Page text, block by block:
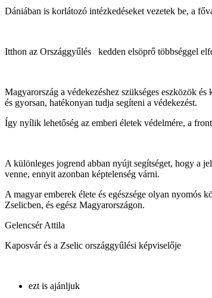
Dániában is korlátozó intézkedéseket vezetek be, a
Itthon az Országgyűlés kedden elsöprő többséggel
Magyarország a védekezéshez szükséges eszközök
és gyorsan, hatékonyan tudja segíteni a védekezést.
Így nyílik lehetőség az emberi életek védelmére, a
A különleges jogrend abban nyújt segítséget, hogy a
venne, ennyit azonban képtelenség várni.
A magyar emberek élete és egészsége olyan nyomós
Zselicben, és egész Magyarországon.
Gelencsér Attila
Kaposvár és a Zselic országgyűlési képviselője
ezt is ajánljuk